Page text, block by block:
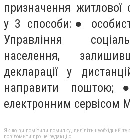
призначення житлової
у 3 способи:●
Управління
населення,
декларації у
направити
електронним сервісом
Якщо ви помітили помилку, виділіть необхідний
повідомити про це редакцію